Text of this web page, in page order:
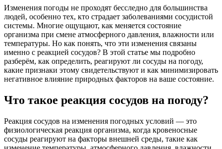
Изменения погоды не проходят бесследно для большинства
людей, особенно тех, кто страдает заболеваниями сосудистой
системы. Многие ощущают, как меняется состояние
организма при смене атмосферного давления, влажности или
температуры. Но как понять, что эти изменения связаны
именно с реакцией сосудов? В этой статье мы подробно
разберём, как определить, реагируют ли сосуды на погоду,
какие признаки этому свидетельствуют и как минимизировать
негативное влияние природных факторов на ваше состояние.
Что такое реакция сосудов на погоду?
Реакция сосудов на изменения погодных условий — это
физиологическая реакция организма, когда кровеносные
сосуды реагируют на факторы внешней среды, такие как